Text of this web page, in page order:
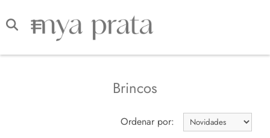
Brincos
Ordenar por: